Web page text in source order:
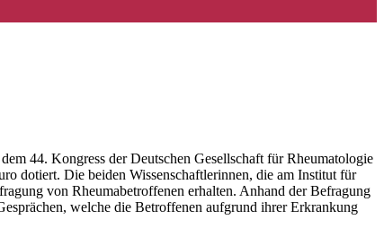
44. Kongress der Deutschen Gesellschaft für Rheumatologie
dotiert. Die beiden Wissenschaftlerinnen, die am Institut für
von Rheumabetroffenen erhalten. Anhand der Befragung
welche die Betroffenen aufgrund ihrer Erkrankung